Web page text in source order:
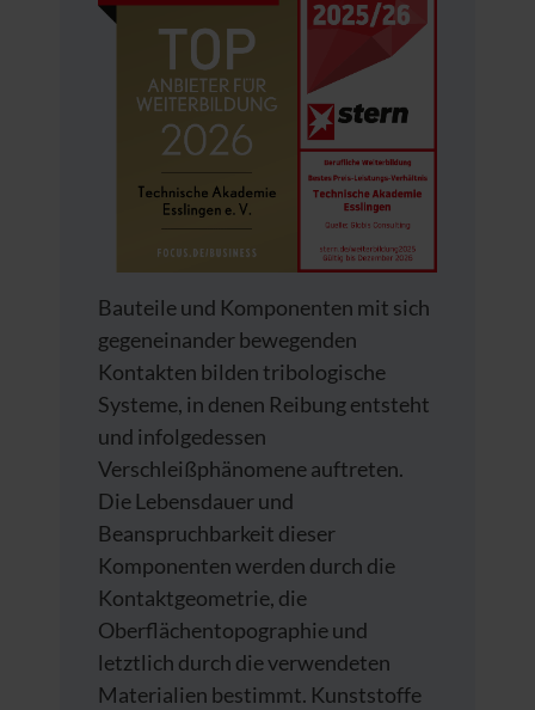
Bauteile und Komponenten mit sich
gegeneinander bewegenden
Kontakten bilden tribologische
Systeme, in denen Reibung entsteht
und infolgedessen
Verschleißphänomene auftreten.
Die Lebensdauer und
Beanspruchbarkeit dieser
Komponenten werden durch die
Kontaktgeometrie, die
Oberflächentopographie und
letztlich durch die verwendeten
Materialien bestimmt. Kunststoffe